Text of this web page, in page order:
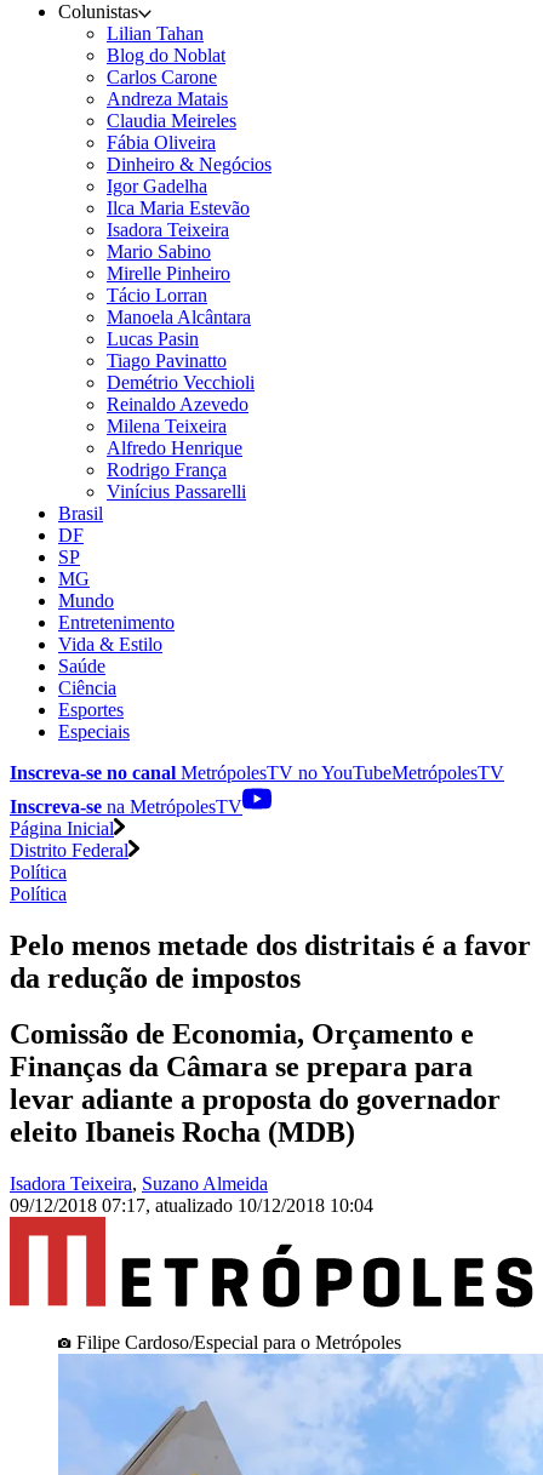
Colunistas
Lilian Tahan
Blog do Noblat
Carlos Carone
Andreza Matais
Claudia Meireles
Fábia Oliveira
Dinheiro & Negócios
Igor Gadelha
Ilca Maria Estevão
Isadora Teixeira
Mario Sabino
Mirelle Pinheiro
Tácio Lorran
Manoela Alcântara
Lucas Pasin
Tiago Pavinatto
Demétrio Vecchioli
Reinaldo Azevedo
Milena Teixeira
Alfredo Henrique
Rodrigo França
Vinícius Passarelli
Brasil
DF
SP
MG
Mundo
Entretenimento
Vida & Estilo
Saúde
Ciência
Esportes
Especiais
Inscreva-se no canal MetrópolesTV noYouTubeMetrópolesTV
Inscreva-se na MetrópolesTV
Página Inicial
Distrito Federal
Política
Política
Pelo menos metade dos distritais é a favor
da redução de impostos
Comissão de Economia, Orçamento e
Finanças da Câmara se prepara para
levar adiante a proposta do governador
eleito Ibaneis Rocha (MDB)
Isadora Teixeira, Suzano Almeida
09/12/2018 07:17, atualizado 10/12/2018 10:04
Filipe Cardoso/Especial para o Metrópoles